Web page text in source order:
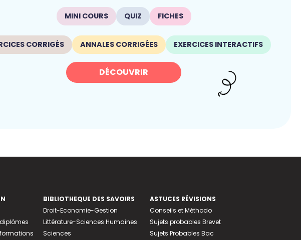
MINI COURS QUIZ FICHES
CORRIGÉS ANNALES CORRIGÉES EXERCICES INTERACTIFS
DÉCOUVRIR
BIBLIOTHEQUE DES SAVOIRS
Droit-Economie-Gestion
Littérature-Sciences Humaines
Sciences
ASTUCES RÉVISIONS
Conseils et Méthodo
Sujets probables Brevet
Sujets Probables Bac